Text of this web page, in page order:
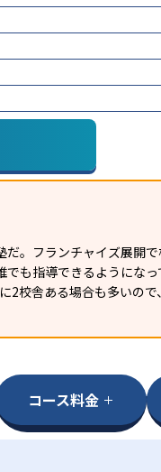
。フランチャイズ展開
も指導できるようにな
2校舎ある場合も多いので
コース料金